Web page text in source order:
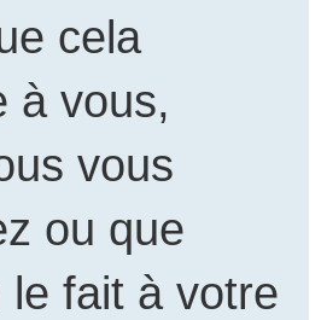
cela
à vous,
vous
ou que
le fait à votre